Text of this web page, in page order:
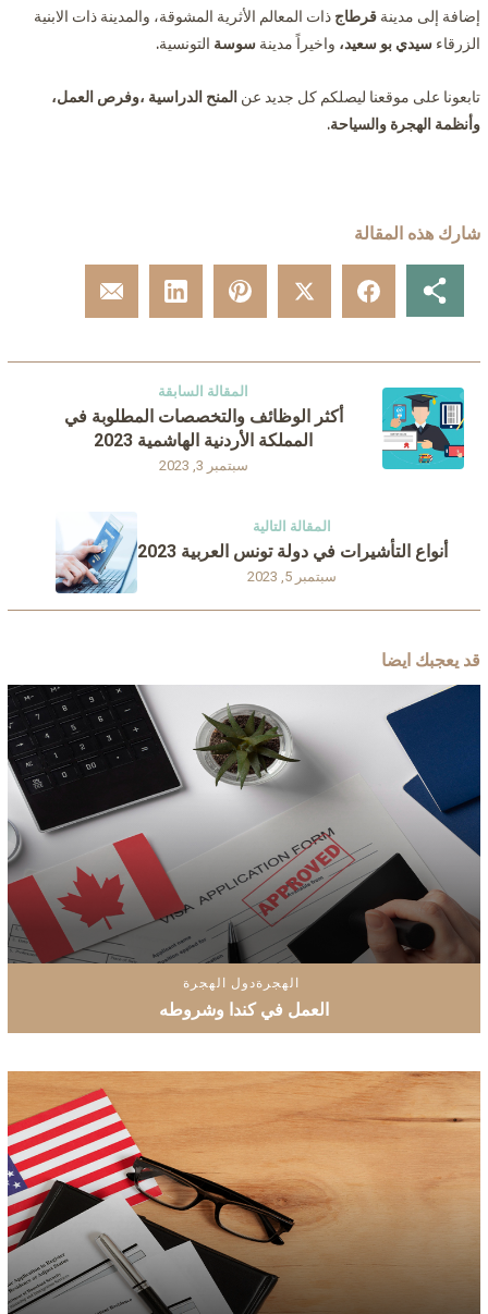
إضافة إلى مدينةقرطاج ذات المعالم الأثرية المشوقة، والمدينة ذات الابنية
الزرقاءسيدي بو سعيد، واخيراً مدينة سوسة التونسية.
تابعونا على موقعنا ليصلكم كل جديد عن المنح الدراسية ،وفرص العمل،
وأنظمة الهجرة والسياحة.
شارك هذه المقالة
المقالة السابقة
سبتمبر 3, 2023
أكثر الوظائف والتخصصات المطلوبة في
المملكة الأردنية الهاشمية 2023
المقالة التالية
سبتمبر 5, 2023
أنواع التأشيرات في دولة تونس العربية 2023
قد يعجبك ايضا
الهجرةدول الهجرة
العمل في كندا وشروطه